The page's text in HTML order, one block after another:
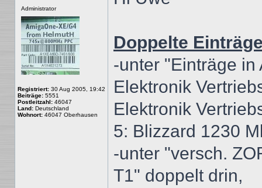
Administrator
Registriert: 30 Aug 2005, 19:42
Beiträge: 5551
Postleitzahl: 46047
Land: Deutschland
Wohnort: 46047 Oberhausen
Doppelte
-unter "Einträge
Elektronik
Elektronik
5: Blizzard 1230
-unter "versch.
T1" doppelt drin,